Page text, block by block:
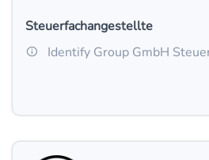
Steuerfachangestellte
Identify Group GmbH